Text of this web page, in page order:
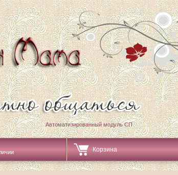
Автоматизированный модуль СП
Корзина